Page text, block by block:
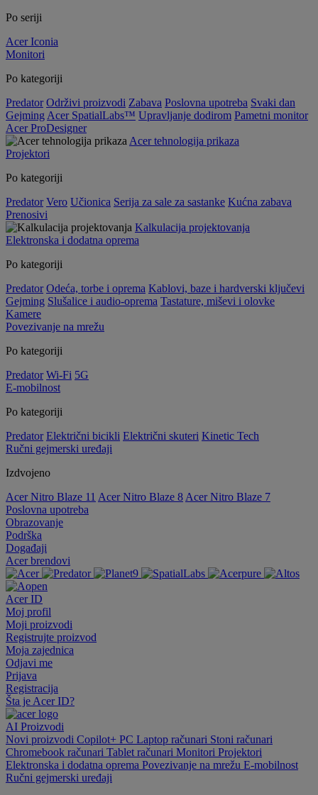
Po seriji
Acer Iconia
Monitori
Po kategoriji
Predator Održivi proizvodi Zabava Poslovna upotreba Svaki dan
Gejming Acer SpatialLabs™ Upravljanje dodirom Pametni monitor
Acer ProDesigner
Acer tehnologija prikaza
Projektori
Po kategoriji
Predator Vero Učionica Serija za sale za sastanke Kućna zabava
Prenosivi
Kalkulacija projektovanja
Elektronska i dodatna oprema
Po kategoriji
Predator Odeća, torbe i oprema Kablovi, baze i hardverski ključevi
Gejming Slušalice i audio-oprema Tastature, miševi i olovke
Kamere
Povezivanje na mrežu
Po kategoriji
Predator Wi-Fi 5G
E-mobilnost
Po kategoriji
Predator Električni bicikli Električni skuteri Kinetic Tech
Ručni gejmerski uređaji
Izdvojeno
Acer Nitro Blaze 11 Acer Nitro Blaze 8 Acer Nitro Blaze 7
Poslovna upotreba
Obrazovanje
Podrška
Događaji
Acer brendovi
Acer ID
Moj profil
Moji proizvodi
Registrujte proizvod
Moja zajednica
Odjavi me
Prijava
Registracija
Šta je Acer ID?
AI Proizvodi
Novi proizvodi Copilot+ PC Laptop računari Stoni računari
Chromebook računari Tablet računari Monitori Projektori
Elektronska i dodatna oprema Povezivanje na mrežu E-mobilnost
Ručni gejmerski uređaji